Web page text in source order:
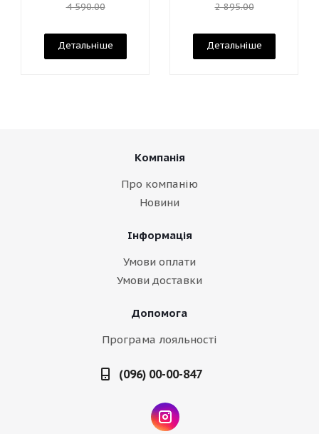
4 590.00
Детальніше
2 895.00
Детальніше
Компанія
Про компанію
Новини
Інформація
Умови оплати
Умови доставки
Допомога
Програма лояльності
(096) 00-00-847